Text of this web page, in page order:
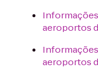
aeroportos
aeroportos